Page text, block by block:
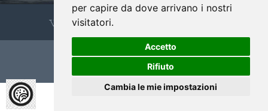
per capire da dove arrivano i nostri
visitatori.
Accetto
Rifiuto
Cambia le mie impostazioni
www.cappuccinifoggia.it
Sito Ufficiale 2026 - Privacy Policy